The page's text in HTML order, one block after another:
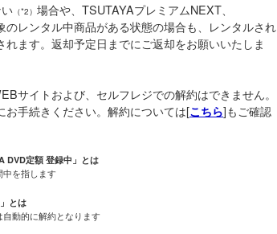
（*2） 場合や、TSUTAYAプレミアムNEXT、
レンタル中商品がある状態の場合も、レンタルされ
ます。返却予定日までにご返却をお願いいたしま
サイトおよび、セルフレジでの解約はできません。
お手続きください。解約については[こちら]もご確認
DVD定額 登録中」とは
中を指します
とは
自動的に解約となります